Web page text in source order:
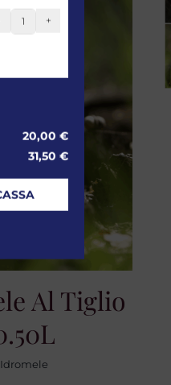
Al Tiglio
Idromele
Idromele
+
20,00 €
31,50 €